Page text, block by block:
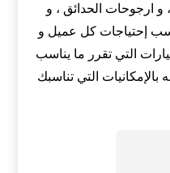
ارجوحات الحدائق ، و
إحتياجات كل عميل و
التي تقرر ما يناسب
التي تناسبك